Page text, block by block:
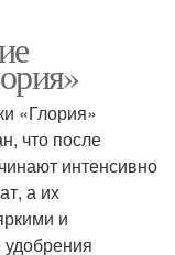
«Глория»
что после
интенсивно
а их
и